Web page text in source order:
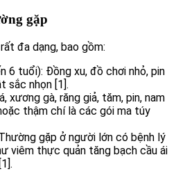
gặp
đa dạng, bao gồm:
6 tuổi): Đồng xu, đồ chơi nhỏ, pin
sắc nhọn [1].
xương gà, răng giả, tăm, pin, nam
thậm chí là các gói ma túy
gặp ở người lớn có bệnh lý
viêm thực quản tăng bạch cầu ái